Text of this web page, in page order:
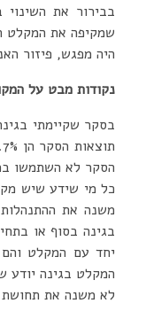
בבירור את
שמקיפה את המקלט
היה מפגש, פיזור
נקודות מבט על
בסקר שקיימתי
כל מי שידע שיש
משנה את
בגינה בסוף או
יחד עם המקלט
המקלט בגינה יודע
לא משנה את תחושת